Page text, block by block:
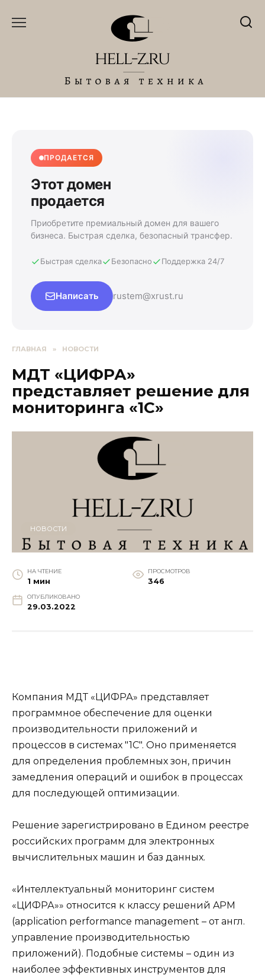
ПРОДАЕТСЯ
Этот домен
продается
Приобретите премиальный домен для вашего
бизнеса. Быстрая сделка, безопасный трансфер.
Быстрая сделка Безопасно Поддержка 24/7
Написать rustem@xrust.ru
ГЛАВНАЯ » НОВОСТИ
МДТ «ЦИФРА»
представляет решение для
мониторинга «1С»
НОВОСТИ
НА ЧТЕНИЕ
1 мин
ПРОСМОТРОВ
346
ОПУБЛИКОВАНО
29.03.2022
Компания МДТ «ЦИФРА» представляет
программное обеспечение для оценки
производительности приложений и
процессов в системах "1С". Оно применяется
для определения проблемных зон, причин
замедления операций и ошибок в процессах
для последующей оптимизации.
Решение зарегистрировано в Едином реестре
российских программ для электронных
вычислительных машин и баз данных.
«Интеллектуальный мониторинг систем
«ЦИФРА»» относится к классу решений APM
(application performance management – от англ.
управление производительностью
приложений). Подобные системы – один из
наиболее эффективных инструментов для